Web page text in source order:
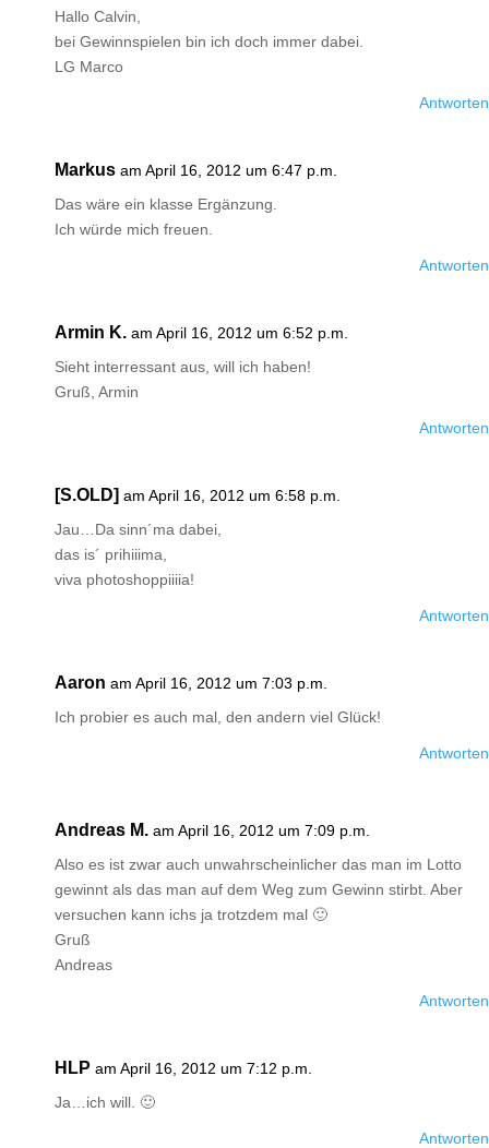
Hallo Calvin,
bei Gewinnspielen bin ich doch immer dabei.
LG Marco
Antworten
Markus am April 16, 2012 um 6:47 p.m.
Das wäre ein klasse Ergänzung.
Ich würde mich freuen.
Antworten
Armin K. am April 16, 2012 um 6:52 p.m.
Sieht interressant aus, will ich haben!
Gruß, Armin
Antworten
[S.OLD] am April 16, 2012 um 6:58 p.m.
Jau…Da sinn´ma dabei,
das is´ prihiiima,
viva photoshoppiiiia!
Antworten
Aaron am April 16, 2012 um 7:03 p.m.
Ich probier es auch mal, den andern viel Glück!
Antworten
Andreas M. am April 16, 2012 um 7:09 p.m.
Also es ist zwar auch unwahrscheinlicher das man im Lotto
gewinnt als das man auf dem Weg zum Gewinn stirbt. Aber
versuchen kann ichs ja trotzdem mal 🙂
Gruß
Andreas
Antworten
HLP am April 16, 2012 um 7:12 p.m.
Ja…ich will. 🙂
Antworten